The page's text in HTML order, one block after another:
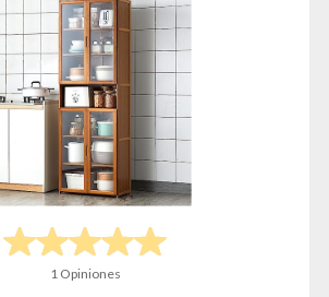
1 Opiniones